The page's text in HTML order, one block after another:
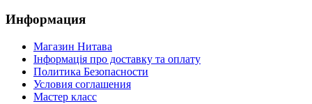
Информация
Магазин Нитава
Інформація про доставку та оплату
Политика Безопасности
Условия соглашения
Мастер класс